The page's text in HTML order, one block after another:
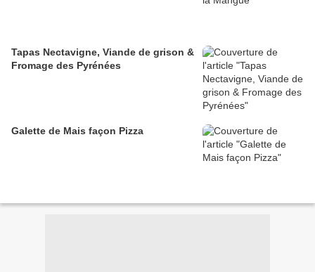
Tapas Nectavigne, Viande de grison &
Fromage des Pyrénées
Galette de Mais façon Pizza